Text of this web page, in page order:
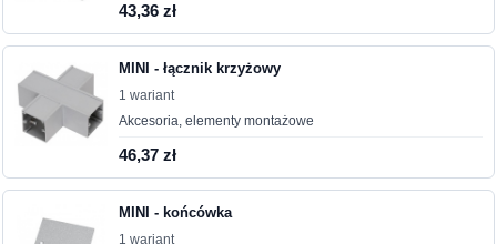
43,36 zł
MINI - łącznik krzyżowy
1 wariant
Akcesoria, elementy montażowe
46,37 zł
MINI - końcówka
1 wariant